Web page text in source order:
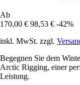
Ab
170,00 € 98,53 € -42%
inkl. MwSt. zzgl.
Begegnen Sie dem
Arctic Rigging, einer
Leistung.